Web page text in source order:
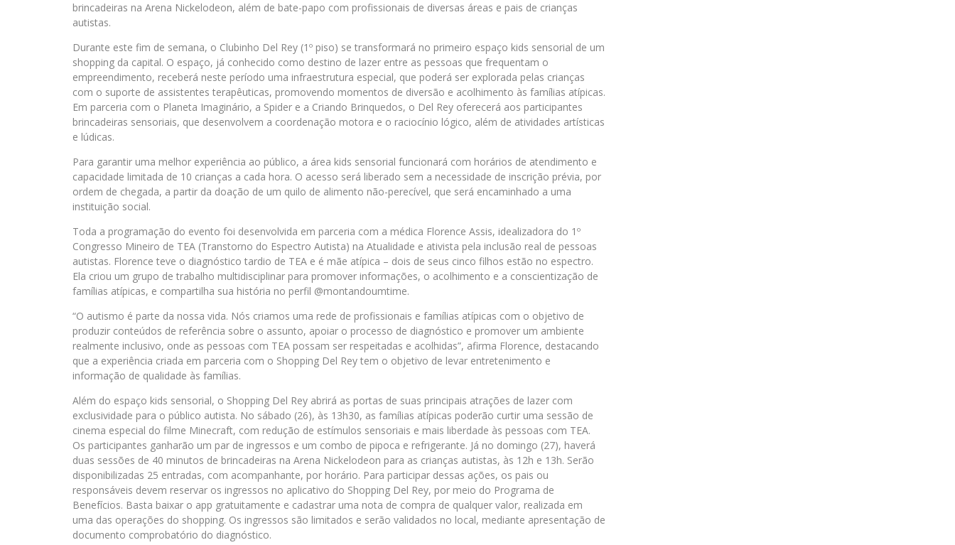
brincadeiras na Arena Nickelodeon, além de bate-papo com profissionais de diversas áreas e pais de crianças
autistas.
Durante este fim de semana, o Clubinho Del Rey (1º piso) se transformará no primeiro espaço kids sensorial de um
shopping da capital. O espaço, já conhecido como destino de lazer entre as pessoas que frequentam o
empreendimento, receberá neste período uma infraestrutura especial, que poderá ser explorada pelas crianças
com o suporte de assistentes terapêuticas, promovendo momentos de diversão e acolhimento às famílias atípicas.
Em parceria com o Planeta Imaginário, a Spider e a Criando Brinquedos, o Del Rey oferecerá aos participantes
brincadeiras sensoriais, que desenvolvem a coordenação motora e o raciocínio lógico, além de atividades artísticas
e lúdicas.
Para garantir uma melhor experiência ao público, a área kids sensorial funcionará com horários de atendimento e
capacidade limitada de 10 crianças a cada hora. O acesso será liberado sem a necessidade de inscrição prévia, por
ordem de chegada, a partir da doação de um quilo de alimento não-perecível, que será encaminhado a uma
instituição social.
Toda a programação do evento foi desenvolvida em parceria com a médica Florence Assis, idealizadora do 1º
Congresso Mineiro de TEA (Transtorno do Espectro Autista) na Atualidade e ativista pela inclusão real de pessoas
autistas. Florence teve o diagnóstico tardio de TEA e é mãe atípica – dois de seus cinco filhos estão no espectro.
Ela criou um grupo de trabalho multidisciplinar para promover informações, o acolhimento e a conscientização de
famílias atípicas, e compartilha sua história no perfil @montandoumtime.
“O autismo é parte da nossa vida. Nós criamos uma rede de profissionais e famílias atípicas com o objetivo de
produzir conteúdos de referência sobre o assunto, apoiar o processo de diagnóstico e promover um ambiente
realmente inclusivo, onde as pessoas com TEA possam ser respeitadas e acolhidas”, afirma Florence, destacando
que a experiência criada em parceria com o Shopping Del Rey tem o objetivo de levar entretenimento e
informação de qualidade às famílias.
Além do espaço kids sensorial, o Shopping Del Rey abrirá as portas de suas principais atrações de lazer com
exclusividade para o público autista. No sábado (26), às 13h30, as famílias atípicas poderão curtir uma sessão de
cinema especial do filme Minecraft, com redução de estímulos sensoriais e mais liberdade às pessoas com TEA.
Os participantes ganharão um par de ingressos e um combo de pipoca e refrigerante. Já no domingo (27), haverá
duas sessões de 40 minutos de brincadeiras na Arena Nickelodeon para as crianças autistas, às 12h e 13h. Serão
disponibilizadas 25 entradas, com acompanhante, por horário. Para participar dessas ações, os pais ou
responsáveis devem reservar os ingressos no aplicativo do Shopping Del Rey, por meio do Programa de
Benefícios. Basta baixar o app gratuitamente e cadastrar uma nota de compra de qualquer valor, realizada em
uma das operações do shopping. Os ingressos são limitados e serão validados no local, mediante apresentação de
documento comprobatório do diagnóstico.